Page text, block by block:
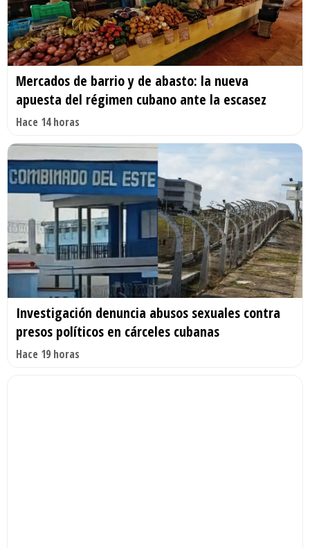
Mercados de barrio y de abasto: la nueva
apuesta del régimen cubano ante la escasez
Hace 14 horas
Investigación denuncia abusos sexuales contra
presos políticos en cárceles cubanas
Hace 19 horas